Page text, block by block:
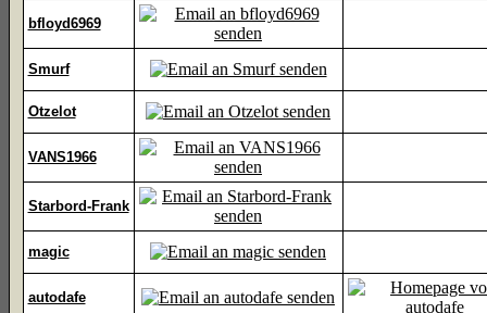
bfloyd6969
Smurf
Otzelot
VANS1966
Starbord-Frank
magic
autodafe